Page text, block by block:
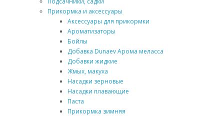
Прикормка и аксессуары
Аксессуары для прикормки
Ароматизаторы
Бойлы
Добавка Dunaev Арома меласса
Добавки жидкие
Жмых, макуха
Насадки зерновые
Насадки плавающие
Паста
Прикормка зимняя